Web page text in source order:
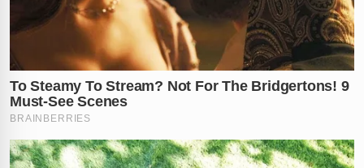
inflamáveis.
O que você acha dessa vingança flamejante? Conta
nos comentários!